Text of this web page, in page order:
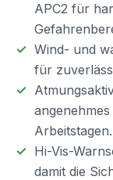
APC2 für
Wind- und
für
Arbeitstagen.
Hi-Vis-
damit die